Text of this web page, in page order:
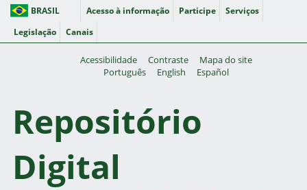
BRASIL Acesso à informação Participe
Serviços
Legislação
Canais
Acessibilidade Contraste
Mapa do site
Português
English Español
Repositório
Digital